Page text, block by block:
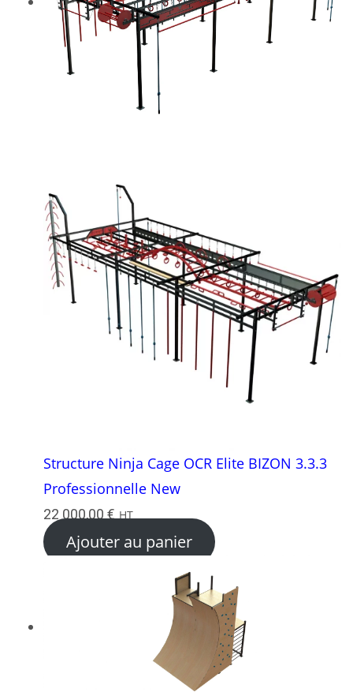
Structure Ninja Cage OCR Elite BIZON 3.3.3
Professionnelle New
22 000,00 € HT
Ajouter au panier